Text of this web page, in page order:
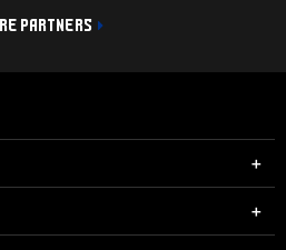
PARTNERS